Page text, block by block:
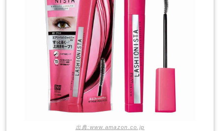
出典:www.amazon.co.jp